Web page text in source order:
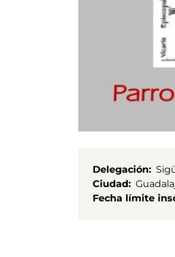
Delegación
Ciudad
Fecha límite